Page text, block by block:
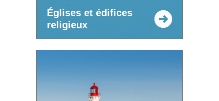
Églises et édifices
religieux